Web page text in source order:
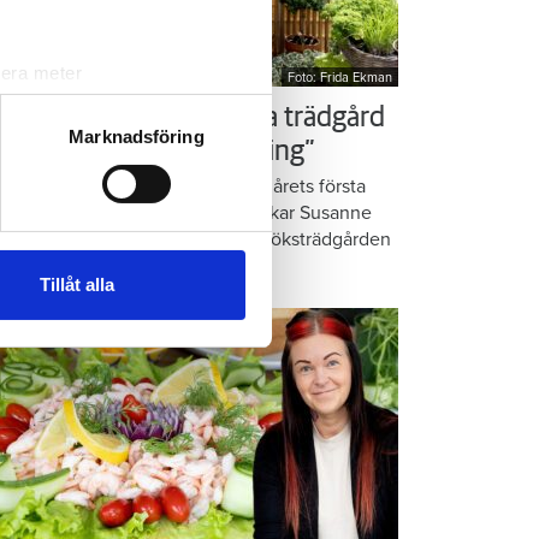
meter
. Du kan ändra
information från din enhet
kombinera informationen
Marknadsföring
Tillåt alla
Foto: Frida Ekman
som Susanne – ordna trädgård
balkongen: ”God gärning”
örter, krispig sallad och årets första
När midsommar nalkas plockar Susanne
allsköns grönt i den lilla köksträdgården